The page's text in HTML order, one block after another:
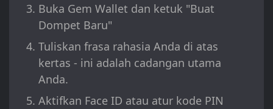
Buka Gem Wallet dan ketuk "Buat
Dompet Baru"
Tuliskan frasa rahasia Anda di atas
kertas - ini adalah cadangan utama
Anda.
Aktifkan Face ID atau atur kode PIN